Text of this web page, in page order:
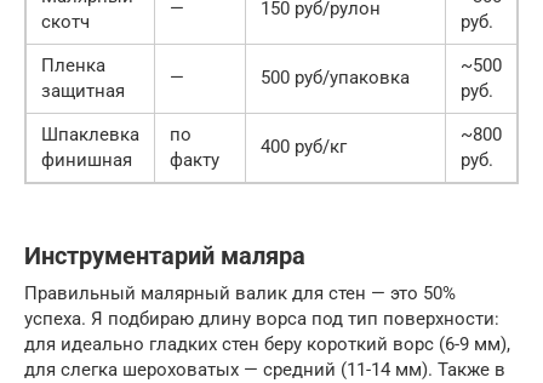
скотч
— 150 руб/рулон
руб.
Пленка
защитная
— 500 руб/упаковка
~500
руб.
Шпаклевка
финишная
по
факту
400 руб/кг
~800
руб.
Инструментарий маляра
Правильный малярный валик для стен — это 50%
успеха. Я подбираю длину ворса под тип поверхности:
для идеально гладких стен беру короткий ворс (6-9 мм),
для слегка шероховатых — средний (11-14 мм). Также в